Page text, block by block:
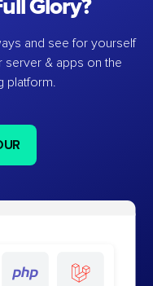
Glory?
and see for yourself
server & apps on the
platform.